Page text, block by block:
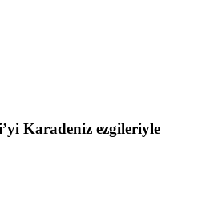
Karadeniz ezgileriyle